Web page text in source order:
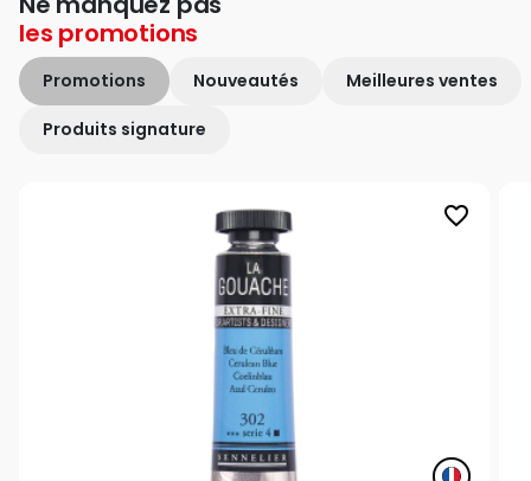
les promotions
Promotions Nouveautés Meilleures ventes
Produits signature
favorite_border